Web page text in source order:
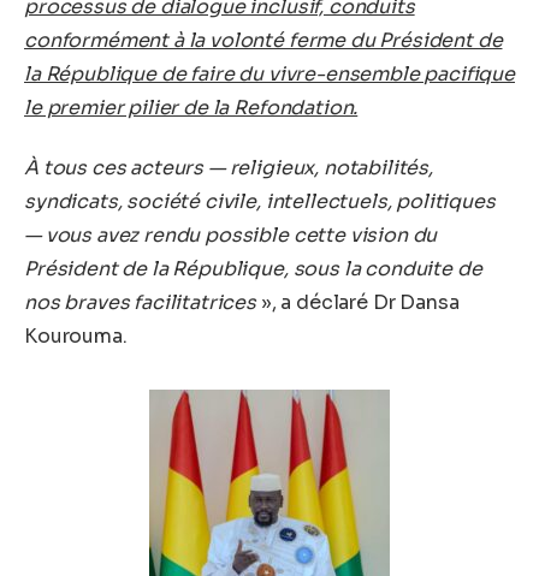
processus de dialogue inclusif, conduits
conformément à la volonté ferme du Président de
la République de faire du vivre-ensemble pacifique
le premier pilier de la Refondation.
À tous ces acteurs — religieux, notabilités,
syndicats, société civile, intellectuels, politiques
— vous avez rendu possible cette vision du
Président de la République, sous la conduite de
nos braves facilitatrices », a déclaré Dr Dansa
Kourouma.